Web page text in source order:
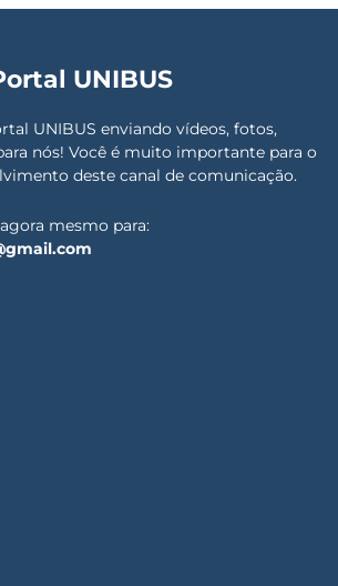
UNIBUS
UNIBUS enviando vídeos, fotos,
nós! Você é muito importante para o
deste canal de comunicação.
mesmo para: